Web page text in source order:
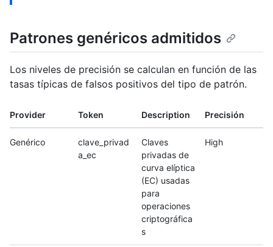
Patrones genéricos admitidos
Los niveles de precisión se calculan en función de las
tasas típicas de falsos positivos del tipo de patrón.
Provider Token Description Precisión
Genérico
clave_privad
a_ec
Claves
privadas de
curva elíptica
(EC) usadas
para
operaciones
criptográfica
s
High